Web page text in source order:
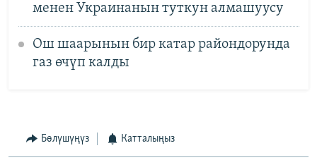
менен Украинанын туткун алмашуусу
Ош шаарынын бир катар райондорунда
газ өчүп калды
Бөлүшүңүз Катталыңыз